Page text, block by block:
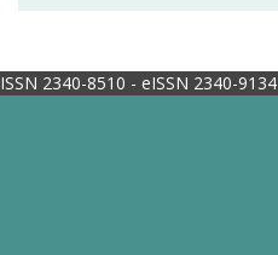
ISSN 2340-8510 - eISSN 2340-9134